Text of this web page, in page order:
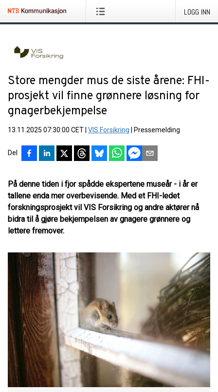
LOGG INN
Store mengder mus de siste årene: FHI-
prosjekt vil finne grønnere løsning for
gnagerbekjempelse
13.11.2025 07:30:00 CET VIS Forsikring Pressemelding
Del
På denne tiden i fjor spådde ekspertene museår - i år er
tallene enda mer overbevisende. Med et FHI-ledet
forskningsprosjekt vil VIS Forsikring og andre aktører nå
bidra til å gjøre bekjempelsen av gnagere grønnere og
lettere fremover.